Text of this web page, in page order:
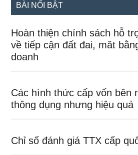
BÀI NỔI BẬT
Hoàn thiện chính sách hỗ
về tiếp cận đất đai, măt
doanh
Các hình thức cấp vốn bên
thông dụng nhưng hiệu quả
Chỉ số đánh giá TTX cấp